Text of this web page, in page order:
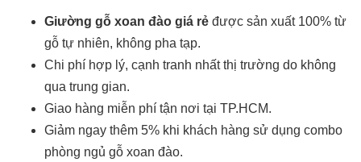
Giường gỗ xoan đào giá rẻ được sản xuất 100% từ
gỗ tự nhiên, không pha tạp.
Chi phí hợp lý, cạnh tranh nhất thị trường do không
qua trung gian.
Giao hàng miễn phí tận nơi tại TP.HCM.
Giảm ngay thêm 5% khi khách hàng sử dụng combo
phòng ngủ gỗ xoan đào.